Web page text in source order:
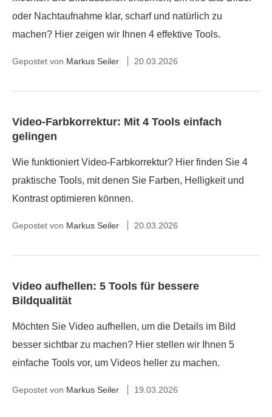
oder Nachtaufnahme klar, scharf und natürlich zu
machen? Hier zeigen wir Ihnen 4 effektive Tools.
Gepostet von Markus Seiler 20.03.2026
Video-Farbkorrektur: Mit 4 Tools einfach
gelingen
Wie funktioniert Video-Farbkorrektur? Hier finden Sie 4
praktische Tools, mit denen Sie Farben, Helligkeit und
Kontrast optimieren können.
Gepostet von Markus Seiler 20.03.2026
Video aufhellen: 5 Tools für bessere
Bildqualität
Möchten Sie Video aufhellen, um die Details im Bild
besser sichtbar zu machen? Hier stellen wir Ihnen 5
einfache Tools vor, um Videos heller zu machen.
Gepostet von Markus Seiler 19.03.2026